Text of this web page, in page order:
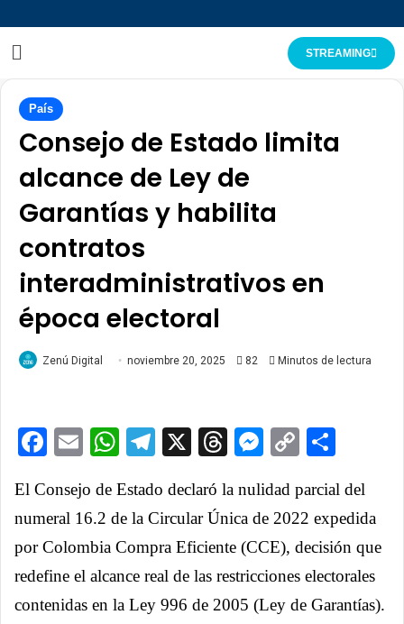
STREAMING
País
Consejo de Estado limita
alcance de Ley de
Garantías y habilita
contratos
interadministrativos en
época electoral
Zenú Digital noviembre 20, 2025 82 Minutos de lectura
Facebook
EmailWhatsApp
Telegram
X ThreadsCopy
El Consejo de Estado declaró la nulidad parcial del
numeral 16.2 de la Circular Única de 2022 expedida
por Colombia Compra Eficiente (CCE), decisión que
redefine el alcance real de las restricciones electorales
contenidas en la Ley 996 de 2005 (Ley de Garantías).